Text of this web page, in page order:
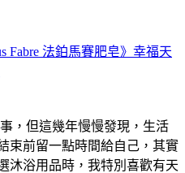
Fabre 法鉑馬賽肥皂》幸福天
，但這幾年慢慢發現，生活
束前留一點時間給自己，其實
沐浴用品時，我特別喜歡有天